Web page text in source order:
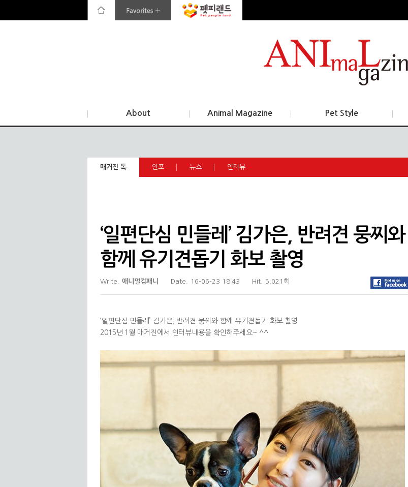
About Animal Magazine Pet Style
매거진 톡 인포 뉴스 인터뷰
‘일편단심 민들레’ 김가은, 반려견 뭉찌와
함께 유기견돕기 화보 촬영
Write. 애니멀컴패니 Date. 16-06-23 18:43 Hit. 5,021회
‘일편단심 민들레’ 김가은, 반려견 뭉찌와 함께 유기견돕기 화보 촬영
2015년 1월 매거진에서 인터뷰내용을 확인해주세요~ ^^